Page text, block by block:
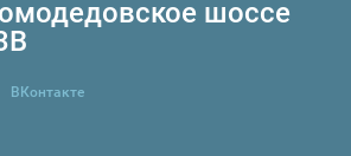
шоссе
ВКонтакте